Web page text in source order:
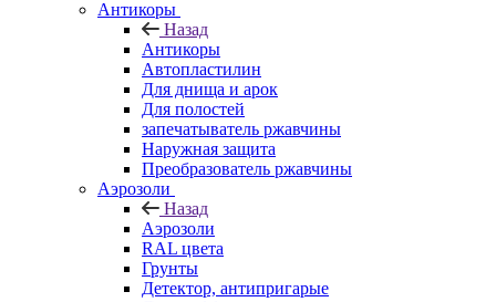
Антикоры
Назад
Антикоры
Автопластилин
Для днища и арок
Для полостей
запечатыватель ржавчины
Наружная защита
Преобразователь ржавчины
Аэрозоли
Назад
Аэрозоли
RAL цвета
Грунты
Детектор, антипригарые